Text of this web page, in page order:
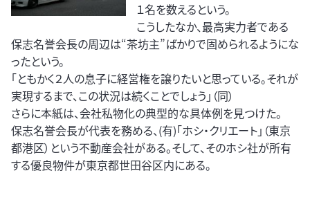
１名を数えるという。
こうしたなか、最高実力者である
保志名誉会長の周辺は“茶坊主”ばかりで固められるようにな
ったという。
「ともかく２人の息子に経営権を譲りたいと思っている。それが
実現するまで、この状況は続くことでしょう」（同）
さらに本紙は、会社私物化の典型的な具体例を見つけた。
保志名誉会長が代表を務める、(有)「ホシ・クリエート」（東京
都港区）という不動産会社がある。そして、そのホシ社が所有
する優良物件が東京都世田谷区内にある。